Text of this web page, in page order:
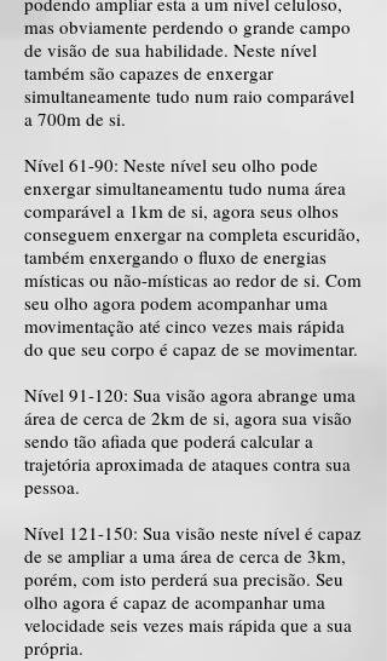
mas obviamente perdendo o grande campo
de visão de sua habilidade. Neste nível
também são capazes de enxergar
simultaneamente tudo num raio comparável
a 700m de si.
Nível 61-90: Neste nível seu olho pode
enxergar simultaneamentu tudo numa área
comparável a 1km de si, agora seus olhos
conseguem enxergar na completa escuridão,
também enxergando o fluxo de energias
místicas ou não-místicas ao redor de si. Com
seu olho agora podem acompanhar uma
movimentação até cinco vezes mais rápida
do que seu corpo é capaz de se movimentar.
Nível 91-120: Sua visão agora abrange uma
área de cerca de 2km de si, agora sua visão
sendo tão afiada que poderá calcular a
trajetória aproximada de ataques contra sua
pessoa.
Nível 121-150: Sua visão neste nível é capaz
de se ampliar a uma área de cerca de 3km,
porém, com isto perderá sua precisão. Seu
olho agora é capaz de acompanhar uma
velocidade seis vezes mais rápida que a sua
própria.